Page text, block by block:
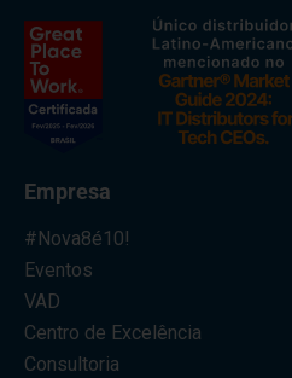
Empresa
#Nova8é10!
Eventos
VAD
Centro de Excelência
Consultoria